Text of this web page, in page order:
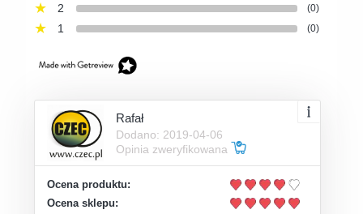
2 (0)
1 (0)
Rafał
Dodano: 2019-04-06
Opinia zweryfikowana
Ocena produktu:
Ocena sklepu: